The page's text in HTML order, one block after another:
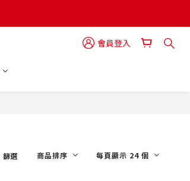
會員登入
篩選 商品排序 每頁顯示 24 個